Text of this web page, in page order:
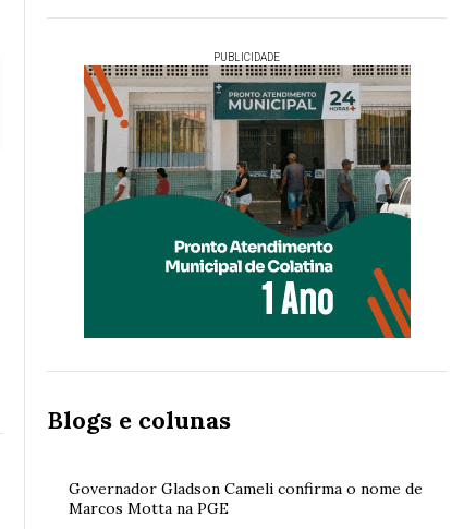
PUBLICIDADE
Blogs e colunas
Governador Gladson Cameli confirma o nome de
Marcos Motta na PGE